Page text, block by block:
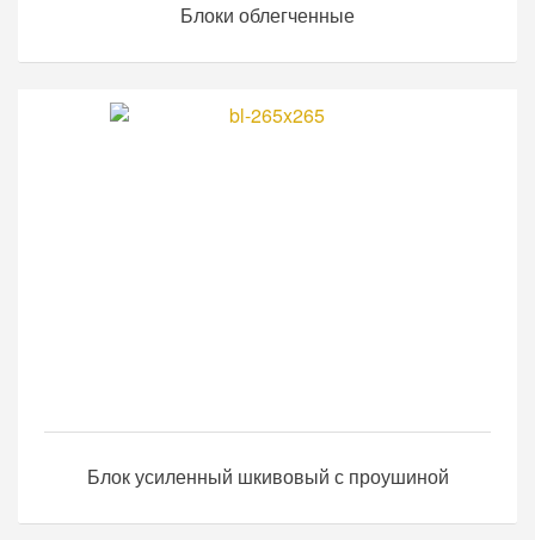
Блоки облегченные
Блок усиленный шкивовый с проушиной